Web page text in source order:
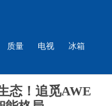
质量 电视
冰箱
态！追觅AWE